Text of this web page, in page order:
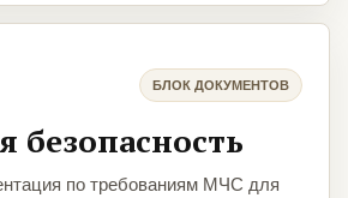
БЛОК ДОКУМЕНТОВ
безопасность
по требованиям МЧС для